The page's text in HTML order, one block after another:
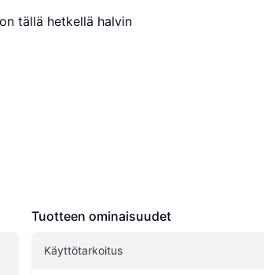
tällä hetkellä halvin
Tuotteen ominaisuudet
Käyttötarkoitus